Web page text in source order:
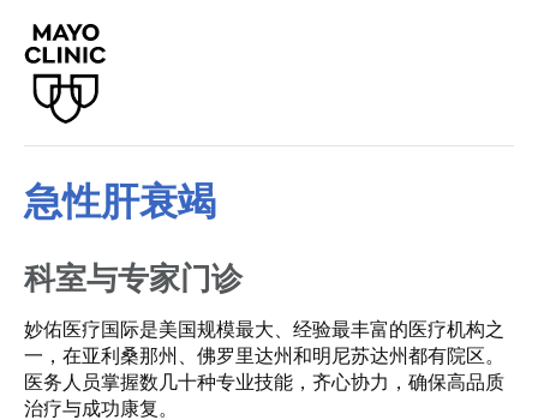
急性肝衰竭
科室与专家门诊
妙佑医疗国际是美国规模最大、经验最丰富的医疗机构之
一，在亚利桑那州、佛罗里达州和明尼苏达州都有院区。
医务人员掌握数几十种专业技能，齐心协力，确保高品质
治疗与成功康复。